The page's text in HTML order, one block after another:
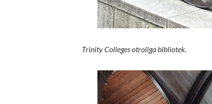
Trinity Colleges otroliga bibliotek.